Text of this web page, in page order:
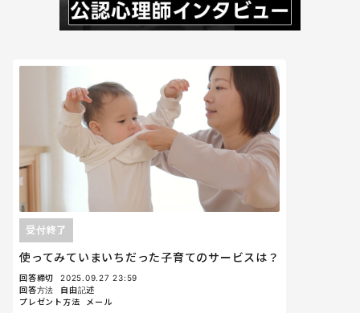
使ってみていまいちだった子育てのサービスは？
受付終了
回答締切
2025.09.27 23:59
回答方法
自由記述
プレゼント方法
メール